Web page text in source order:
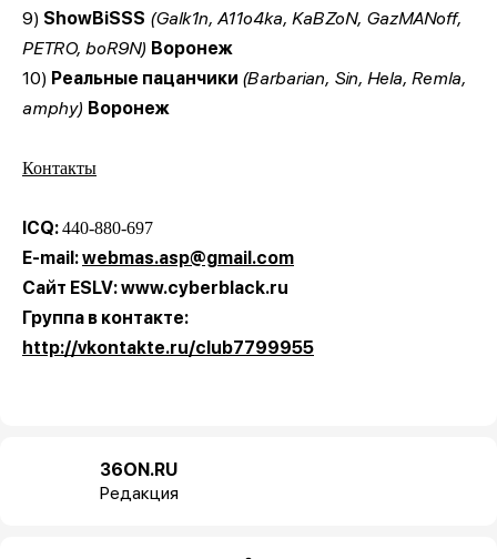
9) ShowBiSSS (Galk1n, A11o4ka, KaBZoN, GazMANoff,
PETRO, boR9N) Воронеж
10) Реальные пацанчики (Barbarian, Sin, Hela, Remla,
amphy) Воронеж
Контакты
ICQ:440-880-697
E-mail:webmas.asp@gmail.com
Сайт ESLV: www.cyberblack.ru
Группа в контакте:
http://vkontakte.ru/club7799955
36ON.RU
Редакция